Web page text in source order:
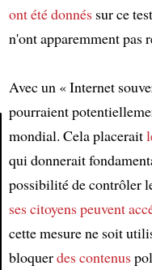
Article
ont été donnéssur ce
n'ont apparemment pas
Avec un « Internet
pourraient
mondial. Cela placerait
qui donnerait
possibilité de contrôler
ses citoyenspeuvent
cette mesure ne soit
bloquerdes contenus